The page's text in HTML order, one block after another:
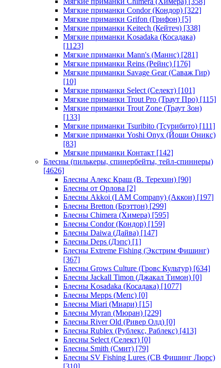
Мягкие приманки Condor (Кондор) [322]
Мягкие приманки Grifon (Грифон) [5]
Мягкие приманки Keitech (Кейтеч) [338]
Мягкие приманки Kosadaka (Косадака)
[1123]
Мягкие приманки Mann's (Маннс) [281]
Мягкие приманки Reins (Рейнс) [176]
Мягкие приманки Savage Gear (Саваж Гир)
[10]
Мягкие приманки Select (Селект) [101]
Мягкие приманки Trout Pro (Траут Про) [115]
Мягкие приманки Trout Zone (Траут Зон)
[133]
Мягкие приманки Tsuribito (Тсурибито) [111]
Мягкие приманки Yoshi Onyx (Йоши Оникс)
[83]
Мягкие приманки Контакт [142]
Блесны (пилькеры, спинербейты, тейл-спиннеры)
[4626]
Блесны Алекс Краш (В. Терехин) [90]
Блесны от Орлова [2]
Блесны Akkoi (I AM Company) (Аккои) [197]
Блесны Bretton (Брэттон) [299]
Блесны Chimera (Химера) [595]
Блесны Condor (Кондор) [159]
Блесны Daiwa (Дайва) [147]
Блесны Deps (Дэпс) [1]
Блесны Extreme Fishing (Экстрим Фишинг)
[367]
Блесны Grows Culture (Гровс Культур) [634]
Блесны Jackall Timon (Джакал Тимон) [0]
Блесны Kosadaka (Косадака) [1077]
Блесны Mepps (Мепс) [0]
Блесны Miari (Миари) [15]
Блесны Myran (Мюран) [229]
Блесны River Old (Ривер Олд) [0]
Блесны Rublex (Рублекс, Раблекс) [413]
Блесны Select (Селект) [0]
Блесны Smith (Смит) [79]
Блесны SV Fishing Lures (СВ Фишинг Люрс)